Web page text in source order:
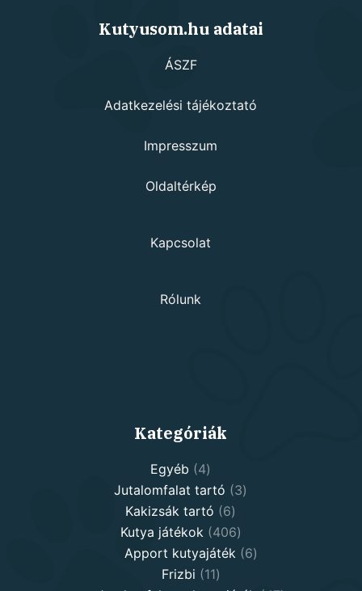
Kutyusom.hu adatai
ÁSZF
Adatkezelési tájékoztató
Impresszum
Oldaltérkép
Kapcsolat
Rólunk
Kategóriák
Egyéb 44
products
Jutalomfalat tartó 33
Kakizsák tartó 66
products
Kutya játékok 406406
products
Apport kutyajáték 66
Frizbi 1111